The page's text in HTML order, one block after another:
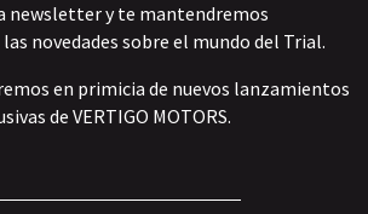
newsletter y te mantendremos
novedades sobre el mundo del Trial.
en primicia de nuevos lanzamientos
de VERTIGO MOTORS.